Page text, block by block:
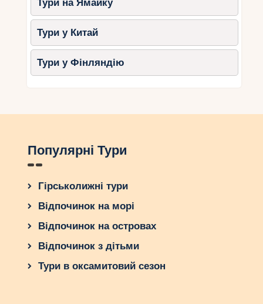
найтеплішим найдовше.
Тури на Ямайку
Тури у Китай
Тури у Фінляндію
Популярні Тури
Гірськолижні тури
Відпочинок на морі
Відпочинок на островах
Відпочинок з дітьми
Тури в оксамитовий сезон